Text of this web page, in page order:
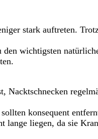
stark auftreten.
wichtigsten
Nacktschnecken
konsequent
lange liegen, da sie